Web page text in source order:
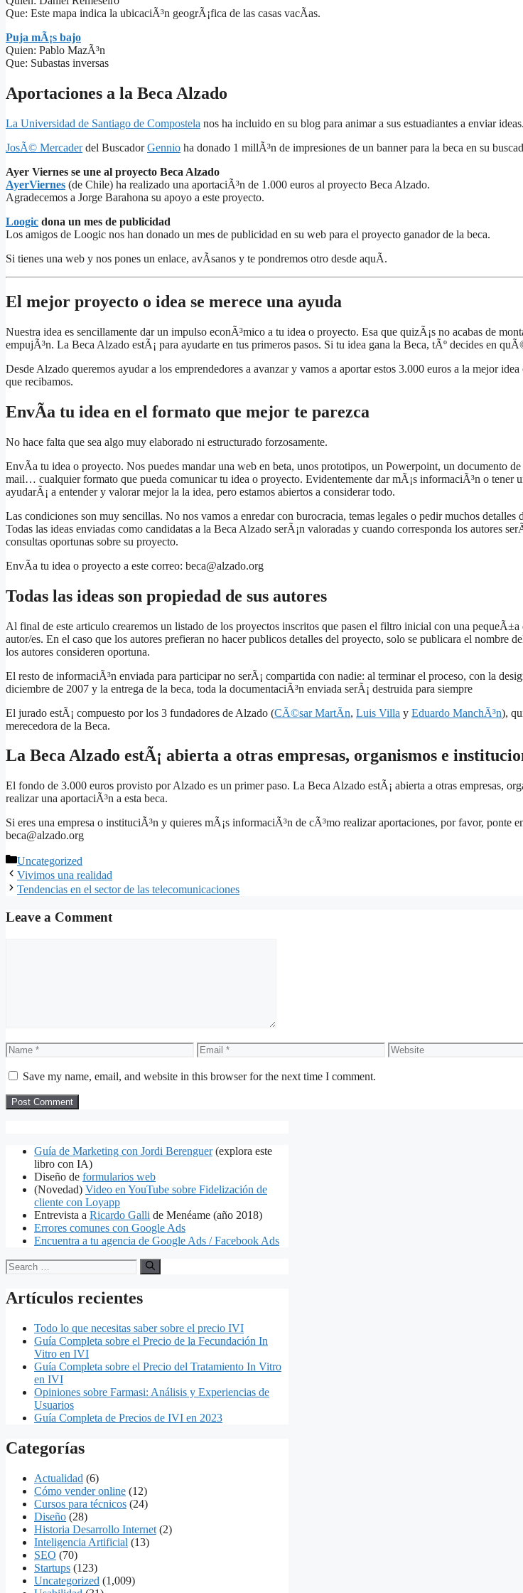
Que: Este mapa indica la ubicaciÃ³n geogrÃ¡fica de las casas vacÃ­as.
Puja mÃ¡s bajo
Quien: Pablo MazÃ³n
Que: Subastas inversas
Aportaciones a la Beca Alzado
La Universidad de Santiago de Compostela nos ha incluido en su blog para animar a sus estuadiantes a enviar ideas.
JosÃ© Mercaderdel BuscadorGennio ha donado 1 millÃ³n de impresiones de un banner para la beca en su
Ayer Viernes se une al proyecto Beca Alzado
AyerViernes (de Chile) ha realizado una aportaciÃ³n de 1.000 euros al proyecto Beca Alzado.
Agradecemos a Jorge Barahona su apoyo a este proyecto.
Loogic dona un mes de publicidad
Los amigos de Loogic nos han donado un mes de publicidad en su web para el proyecto ganador de la beca.
Si tienes una web y nos pones un enlace, avÃ­sanos y te pondremos otro desde aquÃ­.
El mejor proyecto o idea se merece una ayuda
Nuestra idea es sencillamente dar un impulso econÃ³mico a tu idea o proyecto. Esa que quizÃ¡s no acabas de
empujÃ³n. La Beca Alzado estÃ¡ para ayudarte en tus primeros pasos. Si tu idea gana la Beca, tÃº decides en
Desde Alzado queremos ayudar a los emprendedores a avanzar y vamos a aportar estos 3.000 euros a la mejor
que recibamos.
EnvÃ­a tu idea en el formato que mejor te parezca
No hace falta que sea algo muy elaborado ni estructurado forzosamente.
EnvÃ­a tu idea o proyecto. Nos puedes mandar una web en beta, unos prototipos, un Powerpoint, un documento
mail… cualquier formato que pueda comunicar tu idea o proyecto. Evidentemente dar mÃ¡s informaciÃ³n o tener
ayudarÃ¡ a entender y valorar mejor la la idea, pero estamos abiertos a considerar todo.
Las condiciones son muy sencillas. No nos vamos a enredar con burocracia, temas legales o pedir muchos detalles
Todas las ideas enviadas como candidatas a la Beca Alzado serÃ¡n valoradas y cuando corresponda los autores
consultas oportunas sobre su proyecto.
EnvÃ­a tu idea o proyecto a este correo: beca@alzado.org
Todas las ideas son propiedad de sus autores
Al final de este articulo crearemos un listado de los proyectos inscritos que pasen el filtro inicial con una
autor/es. En el caso que los autores prefieran no hacer publicos detalles del proyecto, solo se publicara el nombre
los autores consideren oportuna.
El resto de informaciÃ³n enviada para participar no serÃ¡ compartida con nadie: al terminar el proceso, con la
diciembre de 2007 y la entrega de la beca, toda la documentaciÃ³n enviada serÃ¡ destruida para siempre
El jurado estÃ¡ compuesto por los 3 fundadores de Alzado (CÃ©sar MartÃ­n, Luis Villa y Eduardo ManchÃ³n),
merecedora de la Beca.
La Beca Alzado estÃ¡ abierta a otras empresas, organismos e
El fondo de 3.000 euros provisto por Alzado es un primer paso. La Beca Alzado estÃ¡ abierta a otras empresas,
realizar una aportaciÃ³n a esta beca.
Si eres una empresa o instituciÃ³n y quieres mÃ¡s informaciÃ³n de cÃ³mo realizar aportaciones, por favor, ponte
beca@alzado.org
Categories
Uncategorized
Vivimos una realidad
Tendencias en el sector de las telecomunicaciones
Leave a Comment
Name Email Website
Save my name, email, and website in this browser for the next time I comment.
Guía de Marketing con Jordi Berenguer(explora este
libro con IA)
Diseño de formularios web
(Novedad) Video en YouTube sobre Fidelización de
cliente con Loyapp
Entrevista a Ricardo Galli de Menéame (año 2018)
Errores comunes con Google Ads
Encuentra a tu agencia de Google Ads / Facebook Ads
Search
for:
Artículos recientes
Todo lo que necesitas saber sobre el precio IVI
Guía Completa sobre el Precio de la Fecundación In
Vitro en IVI
Guía Completa sobre el Precio del Tratamiento In Vitro
en IVI
Opiniones sobre Farmasi: Análisis y Experiencias de
Usuarios
Guía Completa de Precios de IVI en 2023
Categorías
Actualidad (6)
Cómo vender online (12)
Cursos para técnicos (24)
Diseño (28)
Historia Desarrollo Internet (2)
Inteligencia Artificial (13)
SEO (70)
Startups (123)
Uncategorized (1,009)